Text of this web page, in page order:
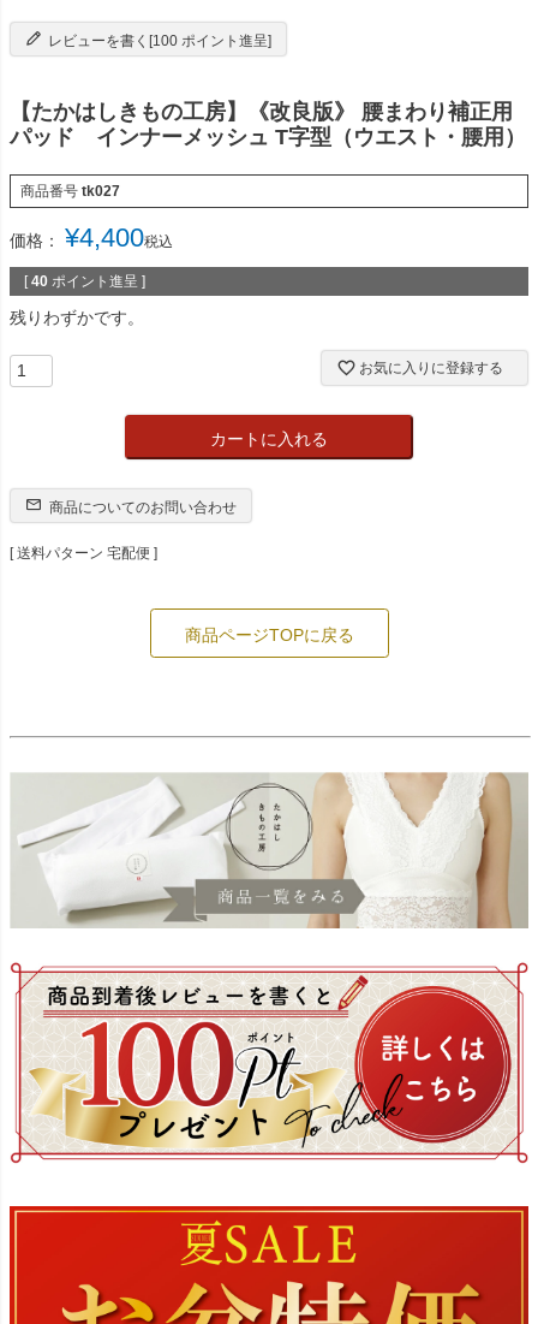
レビューを書く[100 ポイント進呈]
【たかはしきもの工房】《改良版》 腰まわり補正用
パッド インナーメッシュ T字型（ウエスト・腰用）
商品番号 tk027
価格： ¥4,400税込
[ 40 ポイント進呈 ]
残りわずかです。
お気に入りに登録する
カートに入れる
商品についてのお問い合わせ
送料パターン 宅配便
商品ページTOPに戻る